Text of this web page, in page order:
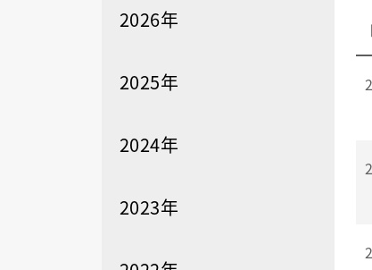
2026年
2025年
2024年
2023年